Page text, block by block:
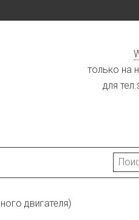
только на
для
двигателя)